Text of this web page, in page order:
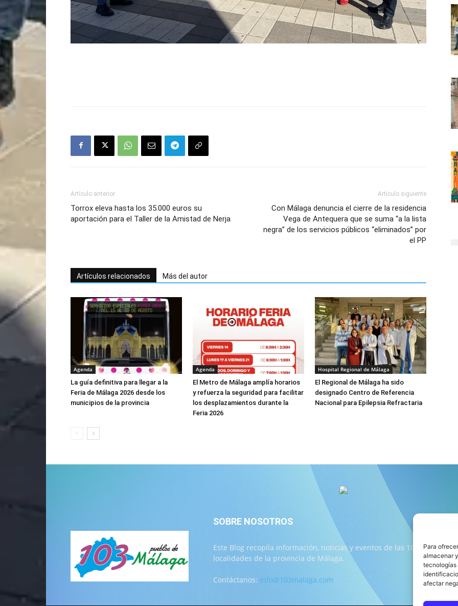
Para
almacenar
tecnologías
afectar
Artículo anterior
Torrox eleva hasta los 35.000 euros su
aportación para el Taller de la Amistad de Nerja
Artículo siguiente
Con Málaga denuncia el cierre de la residencia
Vega de Antequera que se suma “a la lista
negra” de los servicios públicos “eliminados” por
el PP
Artículos relacionados Más del autor
Agenda
La guía definitiva para llegar a la
Feria de Málaga 2026 desde los
municipios de la provincia
Agenda
El Metro de Málaga amplía horarios
y refuerza la seguridad para facilitar
los desplazamientos durante la
Feria 2026
Hospital Regional de Málaga
El Regional de Málaga ha sido
designado Centro de Referencia
Nacional para Epilepsia Refractaria
SOBRE NOSOTROS
Este Blog recopila información, noticias y eventos de las 103
localidades de la provincia de Málaga.
Contáctanos: info@103malaga.com